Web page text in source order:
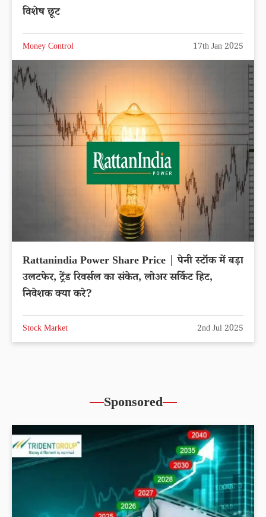
विशेष छूट
Money Control 17th Jan 2025
Rattanindia Power Share Price | पेनी स्टॉक में बड़ा
उलटफेर, ट्रेंड रिवर्सल का संकेत, लोअर सर्किट हिट,
निवेशक क्या करे?
Stock Market 2nd Jul 2025
Sponsored